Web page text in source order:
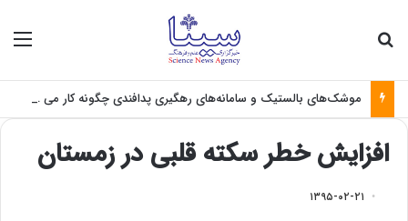
موشک‌های بالستیک و سامانه‌های رهگیری پدافندی چگونه کار می کنند؟
افزایش خطر سکته قلبی در زمستان
۱۳۹۵-۰۲-۲۱